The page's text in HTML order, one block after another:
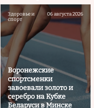
Здоровье и
спорт
06 августа 2026
Воронежские
спортсменки
завоевали золото и
серебро на Кубке
Беларуси в Минске